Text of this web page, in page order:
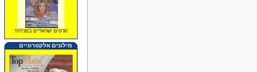
סרטים ישראליים במכירה!
מילונים אלקטרוניים